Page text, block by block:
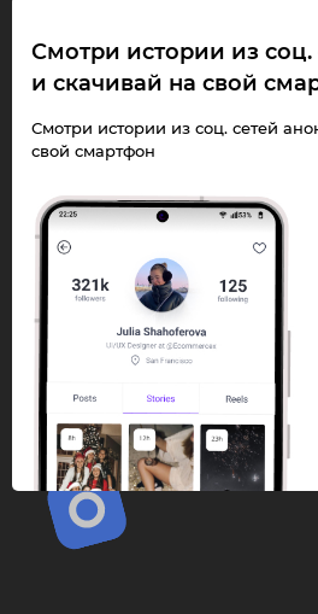
Смотри
скачивай
ограничений!
Переходи в ИнстаПай
скачивай
Stories Reels
или Telegram-приложении.
Быстро, просто и удобно.
Перейти к
Смотри истории из
и скачивай на свой
Смотри истории из соц. сетей
свой смартфон